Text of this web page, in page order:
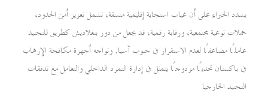
يشدد الخبراء على أن غياب استجابة إقليمية منسقة، تشمل تعزيز أمن الحدود،
حملات توعية مجتمعية، ورقابة رقمية، قد يجعل من دور بنغلاديش كطريق للتجنيد
عاملًا مضاعفًا لعدم الاستقرار في جنوب آسيا. وتواجه أجهزة مكافحة الإرهاب
في باكستان تحديًا مزدوجًا يتمثل في إدارة التمرد الداخلي والتعامل مع تدفقات
التجنيد الخارجيا